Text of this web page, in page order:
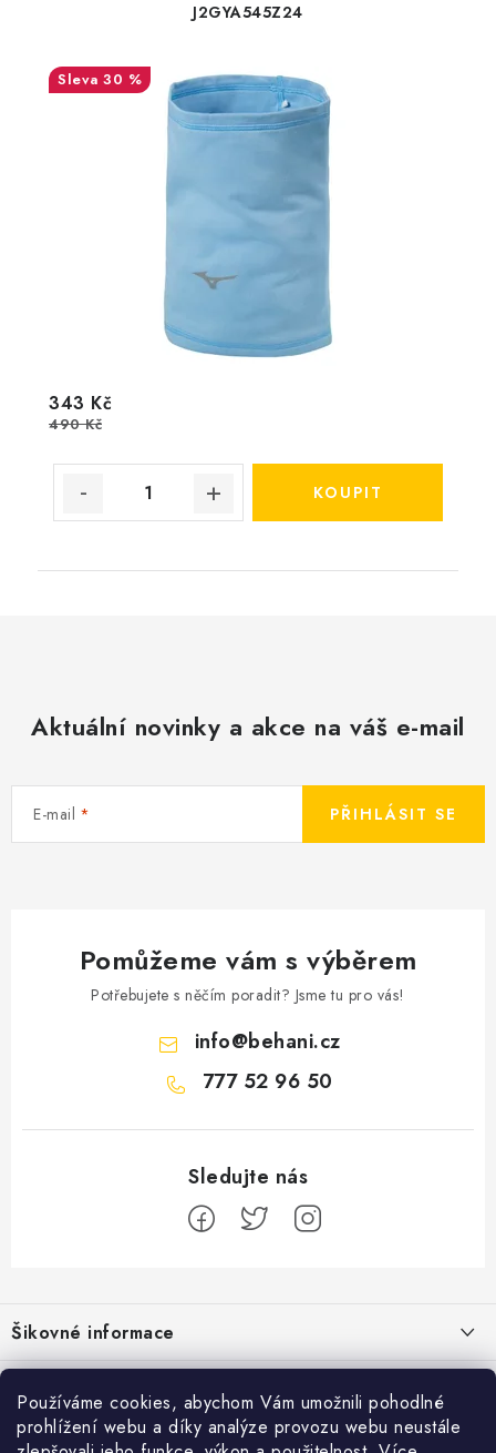
Používáme cookies, abychom Vám umožnili pohodlné
prohlížení webu a díky analýze provozu webu neustále
J2GYA545Z24
30 %
343 Kč
490 Kč
Aktuální novinky a akce na váš e-mail
E-mail PŘIHLÁSIT SE
Pomůžeme vám s výběrem
Potřebujete s něčím poradit? Jsme tu pro vás!
info@behani.cz
777 52 96 50
á
p
a
Šikovné informace
Ceník dopravy
Moje objednávka
Běžecké zajímavosti
Proč jít běhat právě o víkendu?
Přijímáme online platby